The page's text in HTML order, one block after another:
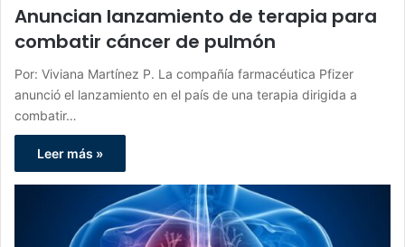
Anuncian lanzamiento de terapia para
combatir cáncer de pulmón
Por: Viviana Martínez P. La compañía farmacéutica Pfizer
anunció el lanzamiento en el país de una terapia dirigida a
combatir…
Leer más »